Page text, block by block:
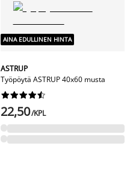
AINA EDULLINEN HINTA
ASTRUP
Työpöytä ASTRUP 40x60 musta






22,50/KPL